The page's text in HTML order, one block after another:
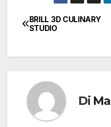
Navigazione
BRILL 3D CULINARY
STUDIO
Di